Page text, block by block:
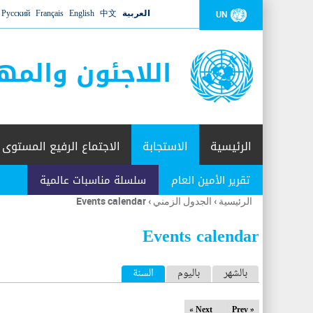
UN العربية 中文
English
Français
Русский
اللاجئون
الرئيسية الاستجابة
تقرير الأمين العام سلسلة مناسبات عالمية
الاجتماع الرفيع المستوى
أنت
هنا
الرئيسية › الجدول الزمني ›
Events calendar
Events calendar
ا
ل
بالشهر باليوم السنة (علامة التبويب النشطة)